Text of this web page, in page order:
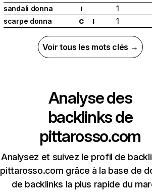
sandali donna
I
1
scarpe donna
C I 1
Voir tous les mots clés →
Analyse des
backlinks de
pittarosso.com
Analysez et suivez le profil de
pittarosso.com grâce à la base de
de backlinks la plus rapide du